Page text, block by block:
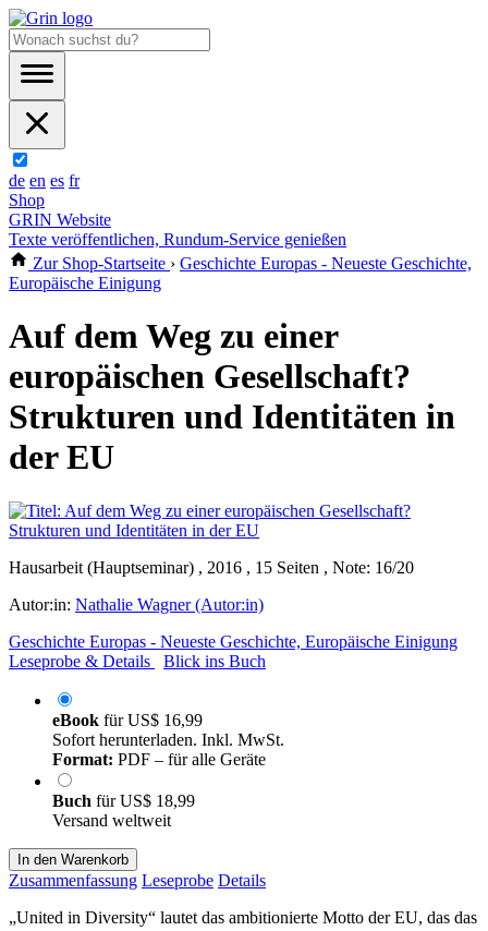
de en es fr
Shop
GRIN Website
Texte veröffentlichen, Rundum-Service genießen
Zur Shop-Startseite › Geschichte Europas - Neueste Geschichte,
Europäische Einigung
Auf dem Weg zu einer
europäischen Gesellschaft?
Strukturen und Identitäten in
der EU
Hausarbeit (Hauptseminar) , 2016 , 15 Seiten , Note: 16/20
Autor:in: Nathalie Wagner (Autor:in)
Geschichte Europas - Neueste Geschichte, Europäische Einigung
Leseprobe & Details
Blick ins Buch
eBook fürUS$ 16,99
Sofort herunterladen. Inkl. MwSt.
Format: PDF – für alle Geräte
Buch fürUS$ 18,99
Versand weltweit
In den Warenkorb
Zusammenfassung Leseprobe Details
„United in Diversity“ lautet das ambitionierte Motto der EU, das das